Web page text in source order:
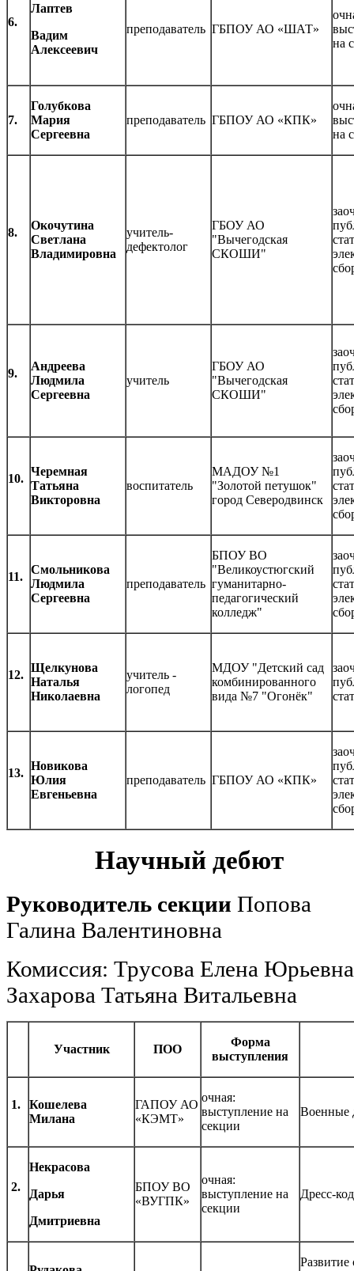
6.
Лаптев
Вадим
Алексеевич
преподаватель ГБПОУ АО «ШАТ»
на
7.
Голубкова
Мария
Сергеевна
преподаватель ГБПОУ АО «КПК»
на
8.
Окочутина
Светлана
Владимировна
учитель-
дефектолог
ГБОУ АО
"Вычегодская
СКОШИ"
9.
Андреева
Людмила
Сергеевна
учитель
ГБОУ АО
"Вычегодская
СКОШИ"
10.
Черемная
Татьяна
Викторовна
воспитатель
МАДОУ №1
"Золотой петушок"
город Северодвинск
11.
Смольникова
Людмила
Сергеевна
преподаватель
БПОУ ВО
"Великоустюгский
гуманитарно-
педагогический
колледж"
12.
Щелкунова
Наталья
Николаевна
учитель -
логопед
МДОУ "Детский сад
комбинированного
вида №7 "Огонёк"
13.
Новикова
Юлия
Евгеньевна
преподаватель ГБПОУ АО «КПК»
Научный дебют
Руководитель секции Попова
Галина Валентиновна
Комиссия: Трусова Елена
Захарова Татьяна Витальевна
Участник ПОО
Форма
выступления
1.
Кошелева
Милана
ГАПОУ АО
«КЭМТ»
очная:
выступление на
секции
Военные
2.
Некрасова
Дарья
Дмитриевна
БПОУ ВО
«ВУГПК»
очная:
выступление на
секции
Дресс-
Развитие